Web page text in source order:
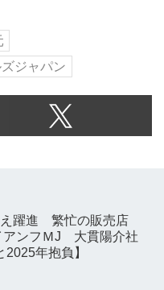
ジャパン
躍進 繁忙の販売店
アンフＭJ 大貫陽介社
年抱負】